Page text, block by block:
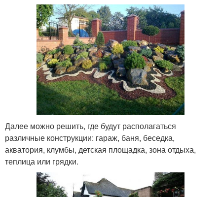
Далее можно решить, где будут располагаться
различные конструкции: гараж, баня, беседка,
акватория, клумбы, детская площадка, зона отдыха,
теплица или грядки.